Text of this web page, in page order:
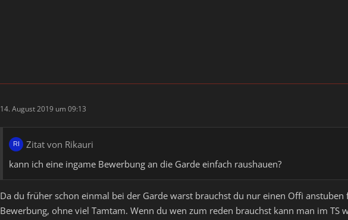
14. August 2019 um 09:13
Zitat von Rikauri
kann ich eine ingame Bewerbung an die Garde einfach raushauen?
Da du früher schon einmal bei der Garde warst brauchst du nur einen Offi
Bewerbung, ohne viel Tamtam. Wenn du wen zum reden brauchst kann man im TS